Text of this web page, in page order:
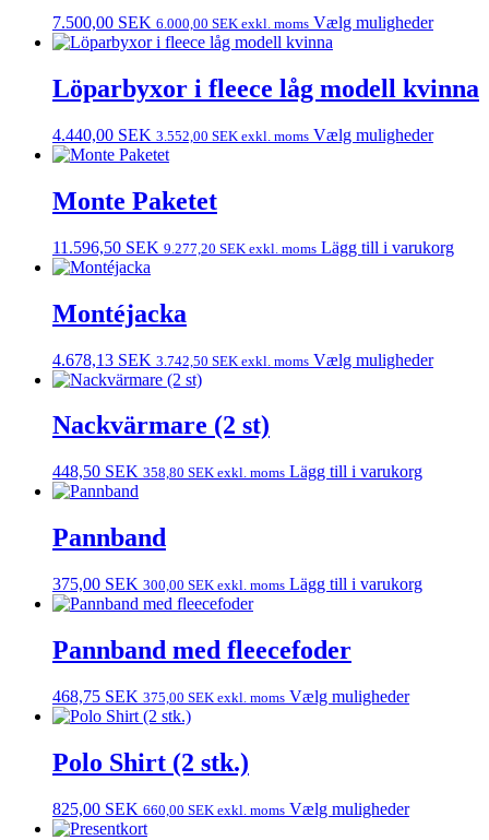
7.500,00 SEK 6.000,00 SEK exkl. moms Vælg muligheder
Löparbyxor i fleece låg modell kvinna
4.440,00 SEK 3.552,00 SEK exkl. moms Vælg muligheder
Monte Paketet
11.596,50 SEK 9.277,20 SEK exkl. moms Lägg till i varukorg
Montéjacka
4.678,13 SEK 3.742,50 SEK exkl. moms Vælg muligheder
Nackvärmare (2 st)
448,50 SEK 358,80 SEK exkl. moms Lägg till i varukorg
Pannband
375,00 SEK 300,00 SEK exkl. moms Lägg till i varukorg
Pannband med fleecefoder
468,75 SEK 375,00 SEK exkl. moms Vælg muligheder
Polo Shirt (2 stk.)
825,00 SEK 660,00 SEK exkl. moms Vælg muligheder